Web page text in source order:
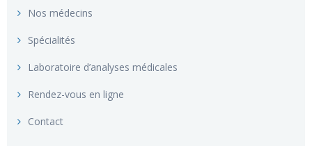
Nos médecins
Spécialités
Laboratoire d’analyses médicales
Rendez-vous en ligne
Contact